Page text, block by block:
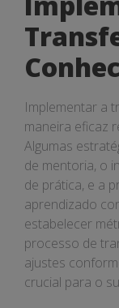
Implementar a
maneira eficaz
Algumas
de mentoria, o
de prática, e a
aprendizado
estabelecer
processo de
ajustes
crucial para o